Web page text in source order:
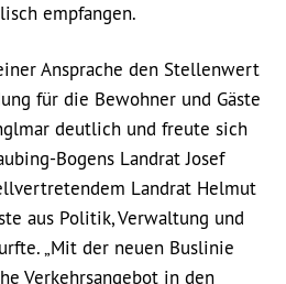
empfangen.
Ansprache den Stellenwert
für die Bewohner und Gäste
deutlich und freute sich
Bogens Landrat Josef
Landrat Helmut
aus Politik, Verwaltung und
„Mit der neuen Buslinie
Verkehrsangebot in den